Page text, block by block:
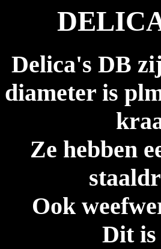
Delica's DB
diameter is
Ze hebben
Ook
Dit is